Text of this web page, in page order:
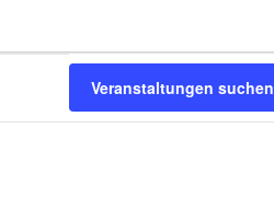
Veranstaltungen suchen